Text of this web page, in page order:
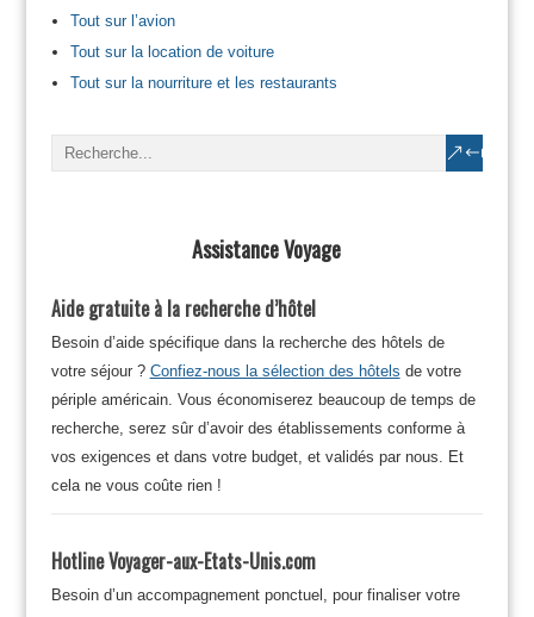
Tout sur l’avion
Tout sur la location de voiture
Tout sur la nourriture et les restaurants
Assistance Voyage
Aide gratuite à la recherche d’hôtel
Besoin d’aide spécifique dans la recherche des hôtels de
votre séjour ? Confiez-nous la sélection des hôtels de votre
périple américain. Vous économiserez beaucoup de temps de
recherche, serez sûr d’avoir des établissements conforme à
vos exigences et dans votre budget, et validés par nous. Et
cela ne vous coûte rien !
Hotline Voyager-aux-Etats-Unis.com
Besoin d’un accompagnement ponctuel, pour finaliser votre